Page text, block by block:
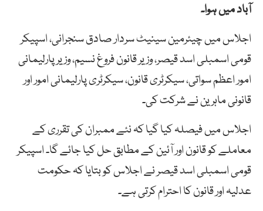
آباد میں ہوا۔
اجلاس میں چیئرمین سینیٹ سردار صادق سنجرانی، اسپیکر
قومی اسمبلی اسد قیصر، وزیر قانون فروغ نسیم، وزیر پارلیمانی
امور اعظم سواتی، سیکرٹری قانون، سیکرٹری پارلیمانی امور اور
قانونی ماہرین نے شرکت کی۔
اجلاس میں فیصلہ کیا گیا کہ نئے ممبران کی تقرری کے
معاملے کو قانون اور آئین کے مطابق حل کیا جائے گا۔ اسپیکر
قومی اسمبلی اسد قیصر نے اجلاس کو بتایا کہ حکومت
عدلیہ اور قانون کا احترام کرتی ہے۔